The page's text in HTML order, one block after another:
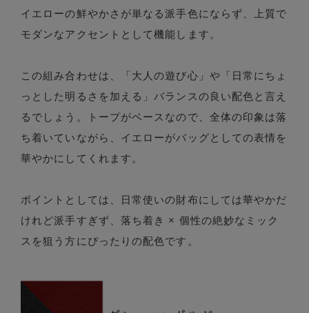
イエローの鮮やかさが単なる派手色にならず、上質で
モダンなアクセントとして機能します。
この組み合わせは、「大人の遊び心」や「日常にちょ
っとした明るさを加える」バランスの良い配色と言え
るでしょう。トープがベースなので、全体の印象は落
ち着いていながら、イエローがバッグとしての表情を
華やかにしてくれます。
ポイントとしては、日常使いの財布にしては華やかだ
けれど派手すぎず、落ち着き × 個性の絶妙なミック
スを狙う方にぴったりの配色です。